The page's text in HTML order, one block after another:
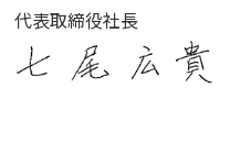
代表取締役社長